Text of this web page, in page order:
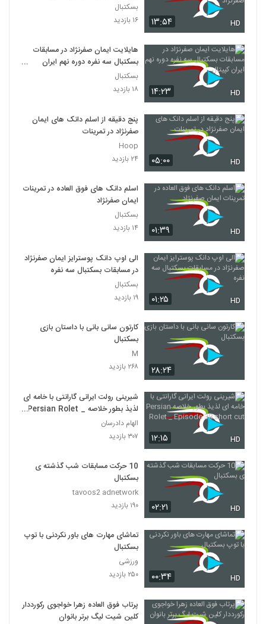
۱۳:۵۴ HD
بسکتبال
۱۶ بازدید
۱۴:۲۳ HD
هایلایت ایمان صفرنژاد در مسابقات
بسکتبال سه نفره دوره نهم ایران
کپیتال
بسکتبال
۱۸ بازدید
۰۵:۰۰ HD
پنج دقیقه از اسلم دانک های ایمان
صفرنژاد در تمرینات
Hoop
۲۴ بازدید
۰۱:۳۹ HD
اسلم دانک های فوق العاده در تمرینات
ایمان صفرنژاد
بسکتبال
۱۴ بازدید
۰۱:۲۵ HD
الی اوپ دانک پوسترایز ایمان صفرنژاد
در مسابقات بسکتبال سه نفره
بسکتبال
۱۹ بازدید
۲۸:۲۴
کارتون سانی بانی با داستان بازی
بسکتبال
M
۲۶۸ بازدید
۱۲:۱۵ HD
شیرینی رولت ایرانی گارانتی با خامه ای
لذیذ بطور خلاصه Persian Rolet _
Episode 38 short cut
الهام دادرسان
۳۰۷ بازدید
۰۲:۲۱ HD
10 حرکت مسابقات شب گذشته ی
بسکتبال
tavoos2 adnetwork
۱۹۰ بازدید
۰۰:۳۴ HD
تماشای مهارت های باور نکردنی با توپ
بسکتبال
ورزشی
۲۵۰ بازدید
پرتاب فوق‌ العاده زهرا خواجوی رکورددار
کلین شیت لیگ برتر بانوان